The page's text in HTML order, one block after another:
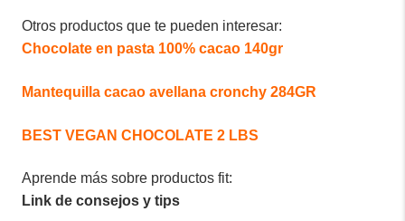
Otros productos que te pueden interesar:
Chocolate en pasta 100% cacao 140gr
Mantequilla cacao avellana cronchy 284GR
BEST VEGAN CHOCOLATE 2 LBS
Aprende más sobre productos fit:
Link de consejos y tips